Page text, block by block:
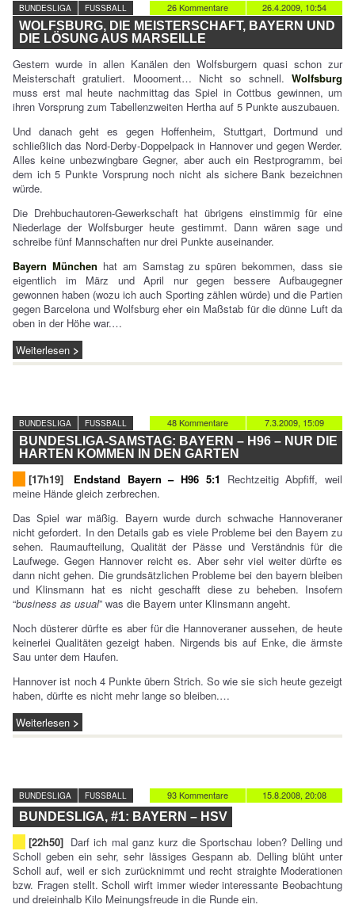
26.4.2009, 10:54
26 Kommentare
BUNDESLIGA FUSSBALL
WOLFSBURG, DIE MEISTERSCHAFT, BAYERN UND
DIE LÖSUNG AUS MARSEILLE
Gestern wurde in allen Kanälen den Wolfsburgern quasi schon zur
Meisterschaft gratuliert. Moooment… Nicht so schnell. Wolfsburg
muss erst mal heute nachmittag das Spiel in Cottbus gewinnen, um
ihren Vorsprung zum Tabellenzweiten Hertha auf 5 Punkte auszubauen.
Und danach geht es gegen Hoffenheim, Stuttgart, Dortmund und
schließlich das Nord-Derby-Doppelpack in Hannover und gegen Werder.
Alles keine unbezwingbare Gegner, aber auch ein Restprogramm, bei
dem ich 5 Punkte Vorsprung noch nicht als sichere Bank bezeichnen
würde.
Die Drehbuchautoren-Gewerkschaft hat übrigens einstimmig für eine
Niederlage der Wolfsburger heute gestimmt. Dann wären sage und
schreibe fünf Mannschaften nur drei Punkte auseinander.
Bayern München hat am Samstag zu spüren bekommen, dass sie
eigentlich im März und April nur gegen bessere Aufbaugegner
gewonnen haben (wozu ich auch Sporting zählen würde) und die Partien
gegen Barcelona und Wolfsburg eher ein Maßstab für die dünne Luft da
oben in der Höhe war.…
Weiterlesen
7.3.2009, 15:09
48 Kommentare
BUNDESLIGA FUSSBALL
BUNDESLIGA-SAMSTAG: BAYERN – H96 – NUR DIE
HARTEN KOMMEN IN DEN GARTEN
[17h19] Endstand Bayern – H96 5:1 Rechtzeitig Abpfiff, weil
meine Hände gleich zerbrechen.
Das Spiel war mäßig. Bayern wurde durch schwache Hannoveraner
nicht gefordert. In den Details gab es viele Probleme bei den Bayern zu
sehen. Raumaufteilung, Qualität der Pässe und Verständnis für die
Laufwege. Gegen Hannover reicht es. Aber sehr viel weiter dürfte es
dann nicht gehen. Die grundsätzlichen Probleme bei den bayern bleiben
und Klinsmann hat es nicht geschafft diese zu beheben. Insofern
“business as usual” was die Bayern unter Klinsmann angeht.
Noch düsterer dürfte es aber für die Hannoveraner aussehen, de heute
keinerlei Qualitäten gezeigt haben. Nirgends bis auf Enke, die ärmste
Sau unter dem Haufen.
Hannover ist noch 4 Punkte übern Strich. So wie sie sich heute gezeigt
haben, dürfte es nicht mehr lange so bleiben.…
Weiterlesen
15.8.2008, 20:08
93 Kommentare
BUNDESLIGA FUSSBALL
BUNDESLIGA, #1: BAYERN – HSV
[22h50] Darf ich mal ganz kurz die Sportschau loben? Delling und
Scholl geben ein sehr, sehr lässiges Gespann ab. Delling blüht unter
Scholl auf, weil er sich zurücknimmt und recht straighte Moderationen
bzw. Fragen stellt. Scholl wirft immer wieder interessante Beobachtung
und dreieinhalb Kilo Meinungsfreude in die Runde ein.